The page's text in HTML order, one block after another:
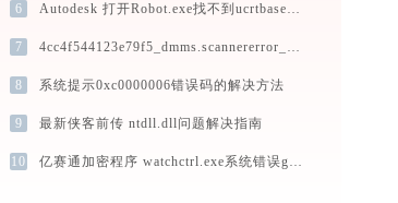
6 Autodesk 打开Robot.exe找不到ucrtbased.dll怎么办
7 4cc4f544123e79f5_dmms.scannererror_a394.dll下载
8 系统提示0xc0000006错误码的解决方法
9 最新侠客前传 ntdll.dll问题解决指南
10 亿赛通加密程序 watchctrl.exe系统错误gdiplus.dll丢失如何解决